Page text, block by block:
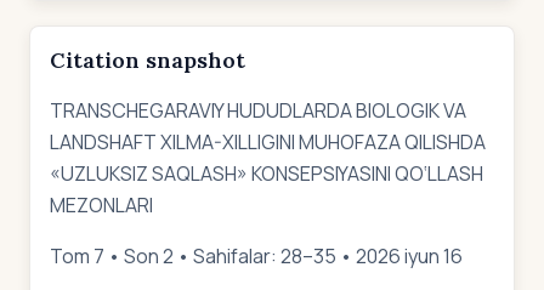
Citation snapshot
TRANSCHEGARAVIY HUDUDLARDA BIOLOGIK VA
LANDSHAFT XILMA-XILLIGINI MUHOFAZA QILISHDA
«UZLUKSIZ SAQLASH» KONSEPSIYASINI QO‘LLASH
MEZONLARI
Tom 7 • Son 2 • Sahifalar: 28–35 • 2026 iyun 16